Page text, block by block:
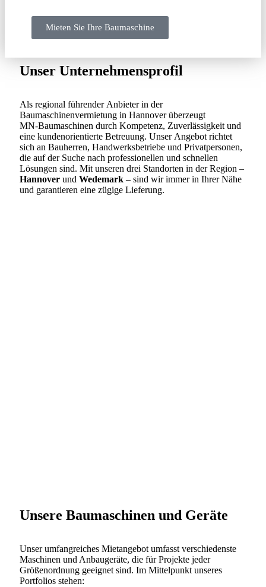
Mieten Sie Ihre Baumaschine
Unser Unternehmensprofil
Als regional führender Anbieter in der
Baumaschinenvermietung in Hannover überzeugt
MN‑Baumaschinen durch Kompetenz, Zuverlässigkeit und
eine kundenorientierte Betreuung. Unser Angebot richtet
sich an Bauherren, Handwerksbetriebe und Privatpersonen,
die auf der Suche nach professionellen und schnellen
Lösungen sind. Mit unseren drei Standorten in der Region –
Hannover und Wedemark – sind wir immer in Ihrer Nähe
und garantieren eine zügige Lieferung.
Unsere Baumaschinen und Geräte
Unser umfangreiches Mietangebot umfasst verschiedenste
Maschinen und Anbaugeräte, die für Projekte jeder
Größenordnung geeignet sind. Im Mittelpunkt unseres
Portfolios stehen: